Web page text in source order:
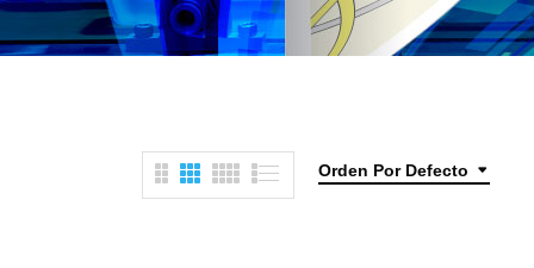
Orden Por Defecto